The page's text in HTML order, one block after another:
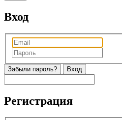
Вход
Забыли пароль?
Регистрация